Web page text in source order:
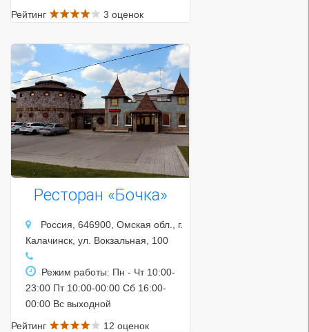
Рейтинг
3 оценок
Ресторан «Бочка»
Россия, 646900, Омская обл., г.
Калачинск, ул. Вокзальная, 100
Режим работы: Пн - Чт 10:00-
23:00 Пт 10:00-00:00 Сб 16:00-
00:00 Вс выходной
Рейтинг
12 оценок